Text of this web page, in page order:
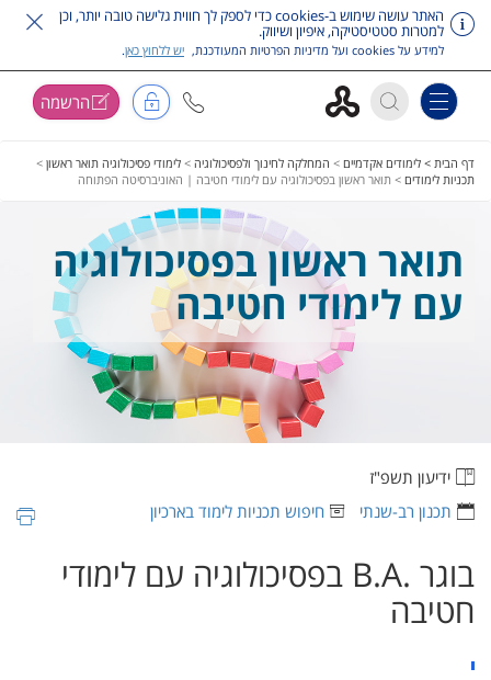
האתר עושה שימוש ב-cookies כדי לספק לך חווית גלישה טובה יותר, וכן
למטרות סטטיסטיקה, איפיון ושיווק.
למידע על cookies ועל מדיניות הפרטיות המעודכנת, יש ללחוץ כאן.
Toggle navigation הרשמה
דף הבית > לימודים אקדמיים > המחלקה לחינוך ולפסיכולוגיה > לימודי פסיכולוגיה תואר ראשון >
תכניות לימודים > תואר ראשון בפסיכולוגיה עם לימודי חטיבה | האוניברסיטה הפתוחה
תואר ראשון בפסיכולוגיה
עם לימודי חטיבה
ידיעון תשפ"ז
תכנון רב-שנתי
חיפוש תכניות לימוד בארכיון
בוגר ‏B.A.‎ בפסיכולוגיה עם לימודי
חטיבה